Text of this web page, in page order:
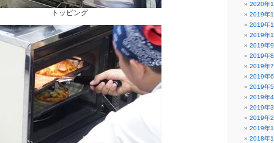
トッピング
2020年1
2019年
2019年
2019年
2019年9
2019年8
2019年7
2019年6
2019年5
2019年4
2019年3
2019年2
2019年1
2018年